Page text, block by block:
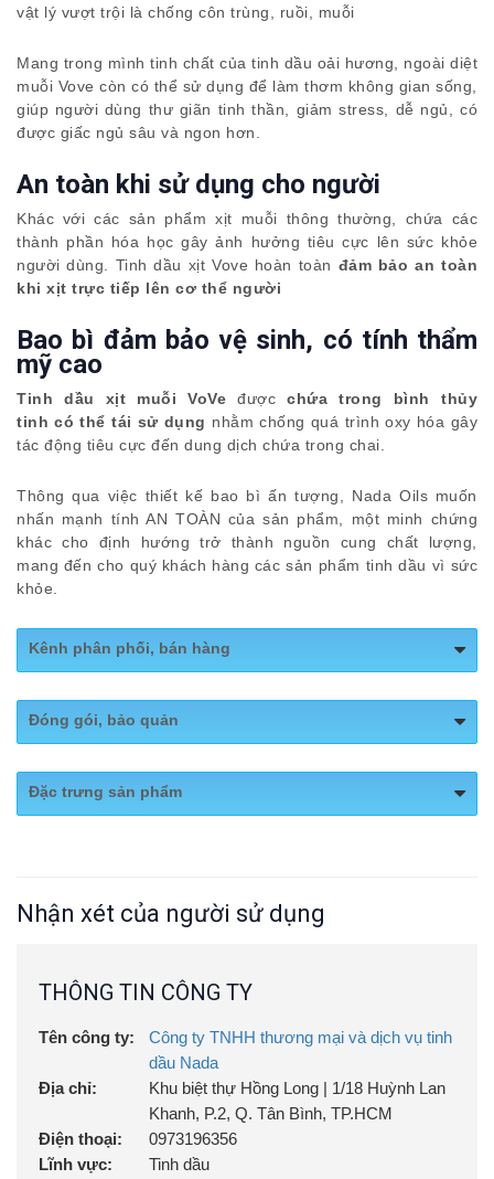
vật lý vượt trội là chống côn trùng, ruồi, muỗi
Mang trong mình tinh chất của tinh dầu oải hương, ngoài diệt
muỗi Vove còn có thể sử dụng để làm thơm không gian sống,
giúp người dùng thư giãn tinh thần, giảm stress, dễ ngủ, có
được giấc ngủ sâu và ngon hơn.
An toàn khi sử dụng cho người
Khác với các sản phẩm xịt muỗi thông thường, chứa các
thành phần hóa học gây ảnh hưởng tiêu cực lên sức khỏe
người dùng. Tinh dầu xịt Vove hoàn toàn đảm bảo an toàn
khi xịt trực tiếp lên cơ thể người
Bao bì đảm bảo vệ sinh, có tính thẩm
mỹ cao
Tinh dầu xịt muỗi VoVe đượcchứa trong bình thủy
tinh có thể tái sử dụng nhằm chống quá trình oxy hóa gây
tác động tiêu cực đến dung dịch chứa trong chai.
Thông qua việc thiết kế bao bì ấn tượng, Nada Oils muốn
nhấn mạnh tính AN TOÀN của sản phẩm, một minh chứng
khác cho định hướng trở thành nguồn cung chất lượng,
mang đến cho quý khách hàng các sản phẩm tinh dầu vì sức
khỏe.
Kênh phân phối, bán hàng
Website:
https://nadaoils.vn/
Shopee:
https://shopee.vn/nadaoils_officialstore
Fanpage:
https://www.facebook.com/nadaoils.vn
Đóng gói, bảo quản
Quy cách đóng gói: Chai 50ml, 100m
Đặc trưng sản phẩm
– Không chất độc hại,an toàn khi sử dụng trực tiếp
Bao bì thủy tinhcó thể tái sử dụng
đích khác nhau
–Sản phẩm từ thiên nhiên đầu tiên trên thị trường
có khả năng đuổi muỗi vượt trội
Nhận xét của người sử dụng
THÔNG TIN CÔNG TY
Tên công ty:
Công ty TNHH thương mại và dịch vụ tinh
dầu Nada
Địa chỉ:
Khu biệt thự Hồng Long | 1/18 Huỳnh Lan
Khanh, P.2, Q. Tân Bình, TP.HCM
Điện thoại:
0973196356
Lĩnh vực:
Tinh dầu